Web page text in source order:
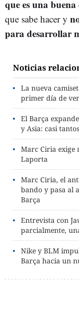
que es una
que sabe hacer y
para desarrollar
Noticias
La nueva
primer día de
El Barça
y Asia: casi
Marc Ciria exige
Laporta
Marc Ciria, el
bando y pasa al
Barça
Entrevista con
parcialmente,
Nike y BLM
Barça hacia un